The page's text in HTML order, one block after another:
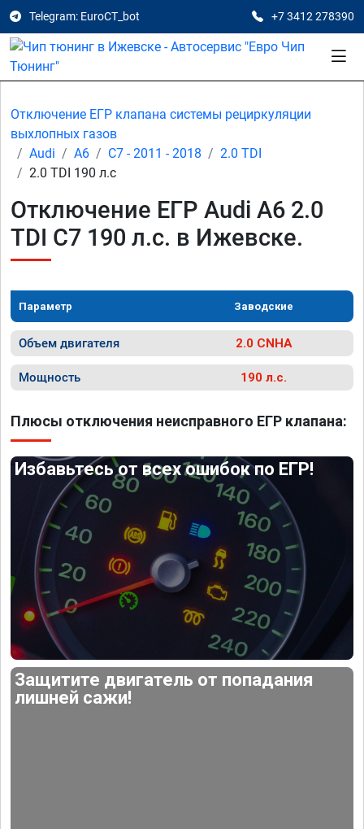
Telegram: EuroCT_bot +7 3412 278390
Отключение ЕГР клапана системы рециркуляции
выхлопных газов
Audi
A6 C7 - 2011 - 2018
2.0 TDI
2.0 TDI 190 л.с
Отключение ЕГР Audi A6 2.0
TDI C7 190 л.с. в Ижевске.
Параметр Заводские
Объем двигателя 2.0 CNHA
Мощность 190 л.с.
Плюсы отключения неисправного ЕГР клапана:
Избавьтесь от всех ошибок по ЕГР!
Защитите двигатель от попадания
лишней сажи!